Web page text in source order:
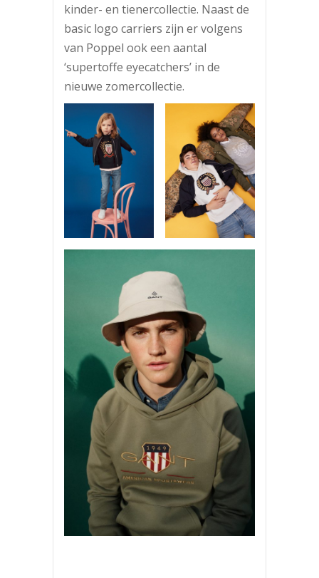
kinder- en tienercollectie. Naast de
basic logo carriers zijn er volgens
van Poppel ook een aantal
‘supertoffe eyecatchers’ in de
nieuwe zomercollectie.